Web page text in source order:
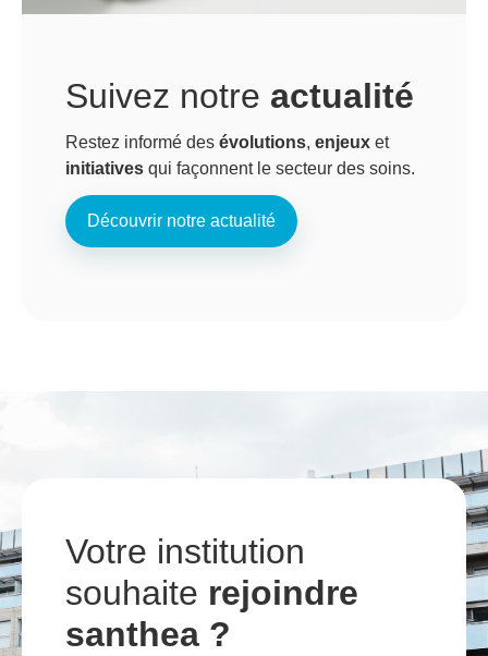
Suivez notre actualité
Restez informé des évolutions, enjeux et
initiatives qui façonnent le secteur des soins.
Découvrir notre actualité
Votre institution
souhaite rejoindre
santhea ?